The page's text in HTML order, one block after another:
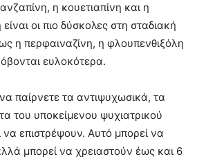
η κουετιαπίνη και η
οι πιο δύσκολες στη σταδιακή
η περφαιναζίνη, η φλουπενθιξόλη
ευλοκότερα.
παίρνετε τα αντιψυχωσικά, τα
του υποκείμενου ψυχιατρικού
επιστρέψουν. Αυτό μπορεί να
μπορεί να χρειαστούν έως και 6